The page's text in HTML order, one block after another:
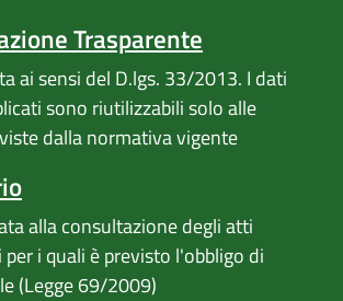
Trasparente
ai sensi del D.lgs. 33/2013. I dati
sono riutilizzabili solo alle
dalla normativa vigente
alla consultazione degli atti
i quali è previsto l'obbligo di
(Legge 69/2009)